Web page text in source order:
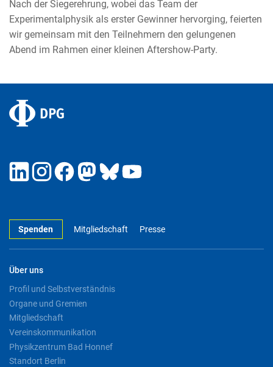
Nach der Siegerehrung, wobei das Team der
Experimentalphysik als erster Gewinner hervorging, feierten
wir gemeinsam mit den Teilnehmern den gelungenen
Abend im Rahmen einer kleinen Aftershow-Party.
Spenden Mitgliedschaft Presse
Über uns
Profil und Selbstverständnis
Organe und Gremien
Mitgliedschaft
Vereinskommunikation
Physikzentrum Bad Honnef
Standort Berlin